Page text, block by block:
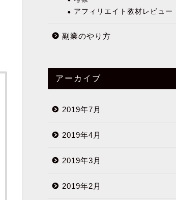
アフィリエイト教材レビュー
副業のやり方
アーカイブ
2019年7月
2019年4月
2019年3月
2019年2月